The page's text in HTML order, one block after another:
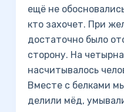
ещё не
кто захочет. При
достаточно было
сторону. На
насчитывалось
Вместе с белками
делили мёд,